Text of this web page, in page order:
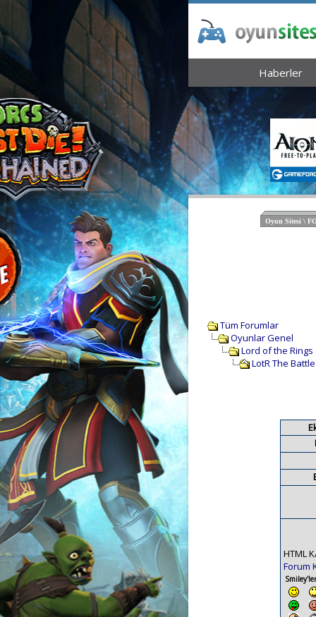
Haberler
Oyun Sitesi \
Tüm Forumlar
Oyunlar Genel
Lord of the Rings
LotR The
HTML
Forum